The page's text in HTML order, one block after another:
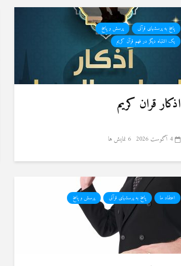
پاسخ به پرسشهای قرآنی
پرسش و پاسخ
یک اشتباه دیگر در فهم قرآن کریم
اذکار قران کریم
4 آگوست 2026 6 نمایش ها
اعتقاد ما پاسخ به پرسشهای قرآنی پرسش و پاسخ